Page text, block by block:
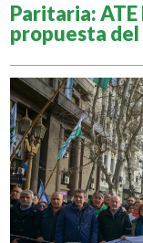
Paritaria:
propuesta